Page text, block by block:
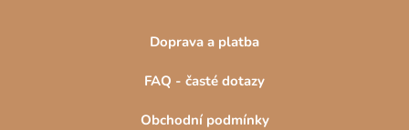
Doprava a platba
FAQ - časté dotazy
Obchodní podmínky